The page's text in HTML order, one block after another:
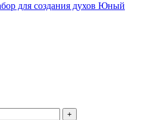
для создания духов Юный
+